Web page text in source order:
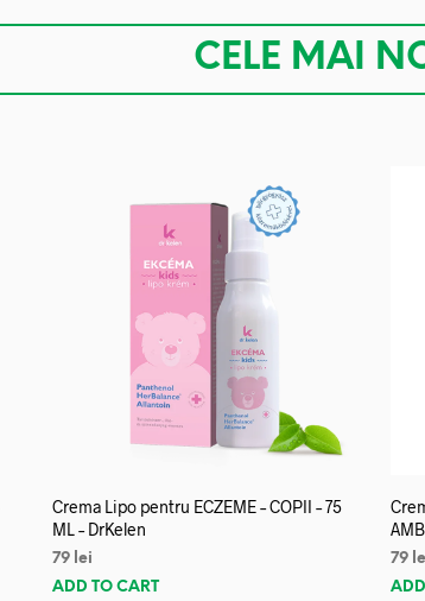
CELE MAI
Crema Lipo pentru ECZEME – COPII – 75
ML – DrKelen
79 lei
ADD TO CART
79